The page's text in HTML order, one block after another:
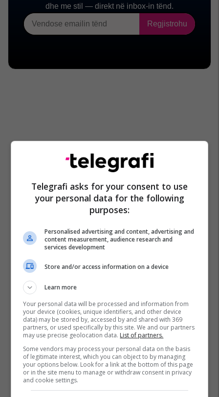
Telegrafi asks for your consent to use
your personal data for the following
purposes:
Personalised advertising and content, advertising and
content measurement, audience research and
services development
Store and/or access information on a device
Learn more
Your personal data will be processed and information from
your device (cookies, unique identifiers, and other device
data) may be stored by, accessed by and shared with 369
partners, or used specifically by this site. We and our partners
may use precise geolocation data. List of partners.
Some vendors may process your personal data on the basis
of legitimate interest, which you can object to by managing
your options below. Look for a link at the bottom of this page
or in the site menu to manage or withdraw consent in privacy
and cookie settings.